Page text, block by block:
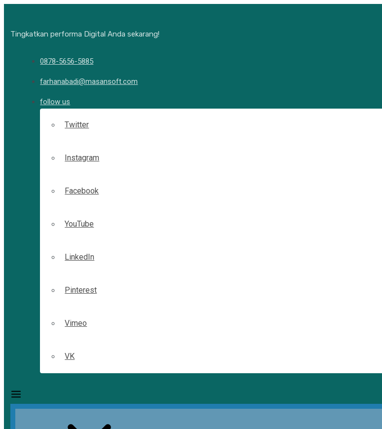
Tingkatkan performa Digital Anda sekarang!
0878-5656-5885
farhanabadi@masansoft.com
follow us
Twitter
Instagram
Facebook
YouTube
LinkedIn
Pinterest
Vimeo
VK